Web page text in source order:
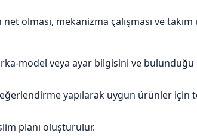
olması, mekanizma çalışması ve
model veya ayar bilgisini ve bulunduğu
yapılarak uygun ürünler için
planı oluşturulur.